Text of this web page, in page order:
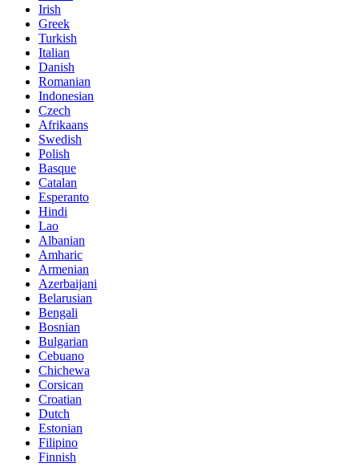
Irish
Greek
Turkish
Italian
Danish
Romanian
Indonesian
Czech
Afrikaans
Swedish
Polish
Basque
Catalan
Esperanto
Hindi
Lao
Albanian
Amharic
Armenian
Azerbaijani
Belarusian
Bengali
Bosnian
Bulgarian
Cebuano
Chichewa
Corsican
Croatian
Dutch
Estonian
Filipino
Finnish